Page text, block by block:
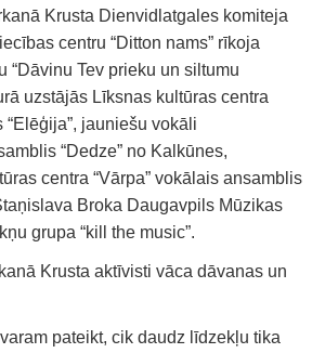
Krusta Dienvidlatgales komiteja
centru “Ditton nams” rīkoja
“Dāvinu Tev prieku un siltumu
uzstājās Līksnas kultūras centra
jauniešu vokāli
“Dedze” no Kalkūnes,
centra “Vārpa” vokālais ansamblis
Broka Daugavpils Mūzikas
grupa “kill the music”.
Krusta aktīvisti vāca dāvanas un
pateikt, cik daudz līdzekļu tika